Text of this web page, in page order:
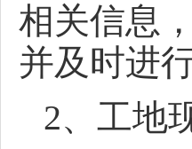
相关信息
并及时进
2、工地